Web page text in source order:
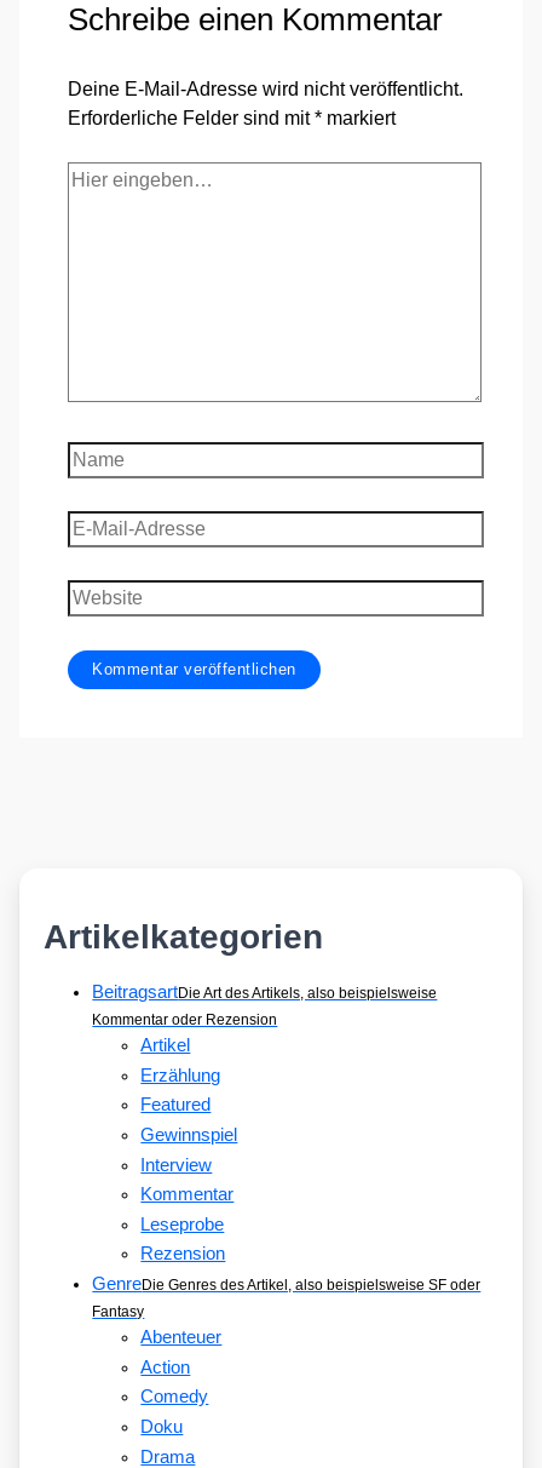
Schreibe einen Kommentar
Deine E-Mail-Adresse wird nicht veröffentlicht.
Erforderliche Felder sind mit* markiert
Hier
Name
E-
Mail-
Adresse
Website
Artikelkategorien
BeitragsartDie Art des Artikels, also beispielsweise
Kommentar oder Rezension
Artikel
Erzählung
Featured
Gewinnspiel
Interview
Kommentar
Leseprobe
Rezension
GenreDie Genres des Artikel, also beispielsweise SF oder
Fantasy
Abenteuer
Action
Comedy
Doku
Drama